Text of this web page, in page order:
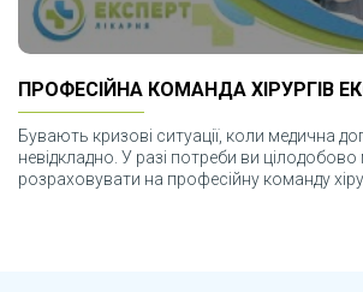
ПРОФЕСІЙНА КОМАНДА ХІРУРГІВ
Бувають кризові ситуації, коли медична
невідкладно. У разі потреби ви
розраховувати на професійну команду